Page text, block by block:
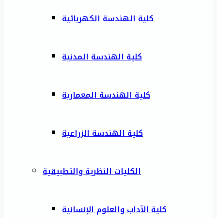
كلية الهندسة الكهربائية
كلية الهندسة المدنية
كلية الهندسة المعمارية
كلية الهندسة الزراعية
الكليات النظرية والتطبيقية
كلية الآداب والعلوم الإنسانية